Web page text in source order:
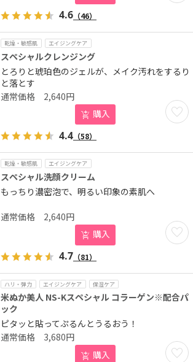
4.6 （46）
乾燥・敏感肌 エイジングケア
スペシャルクレンジング
とろりと琥珀色のジェルが、メイク汚れをするり
と落とす
お気
2,640円
購入
4.4 （58）
乾燥・敏感肌 エイジングケア
スペシャル洗顔クリーム
もっちり濃密泡で、明るい印象の素肌へ
お気
2,640円
購入
4.7 （81）
ハリ・弾力 エイジングケア 保湿ケア
米ぬか美人 NS-Kスペシャル コラーゲン※配合パ
ック
ピタッと貼ってぷるんとうるおう！
お気
3,680円
購入